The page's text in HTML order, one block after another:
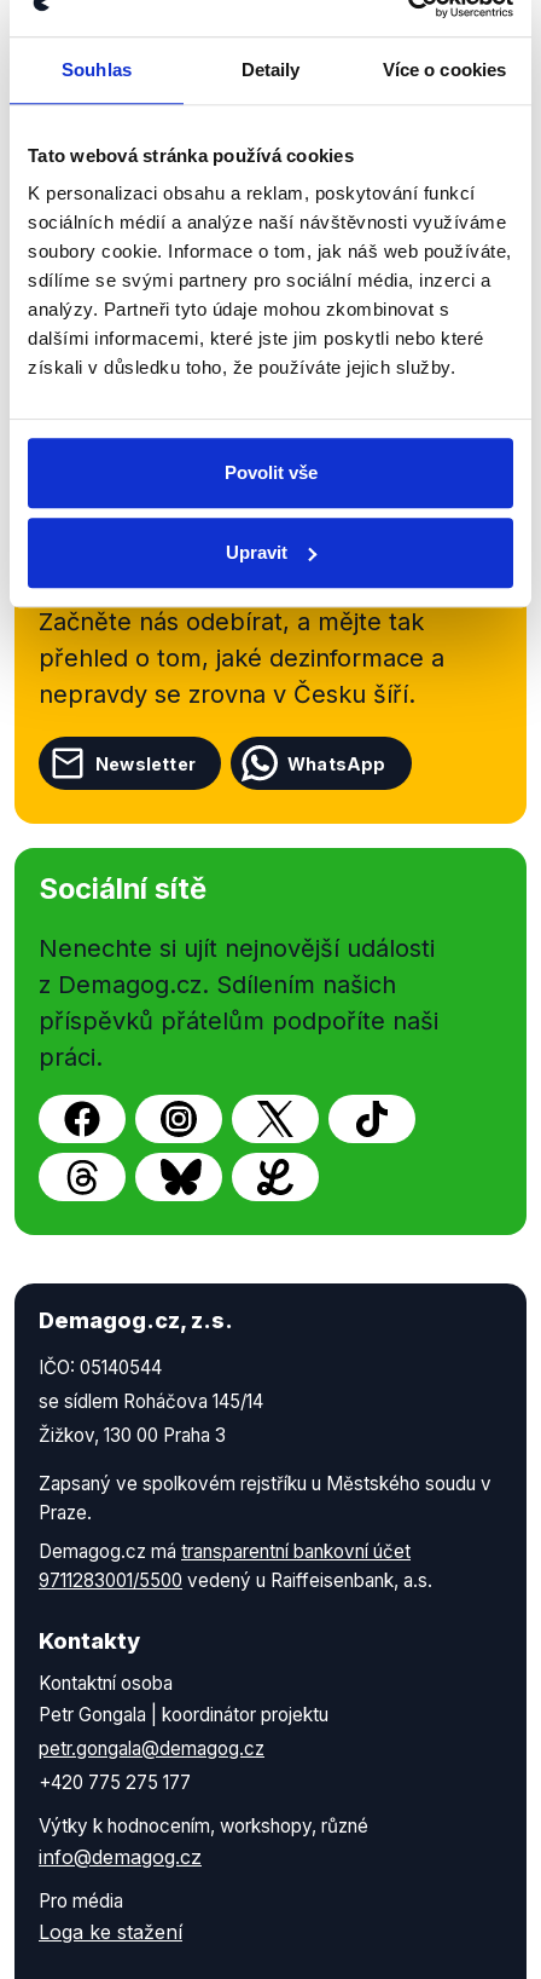
Souhlas Detaily Více o cookies
Tato webová stránka používá cookies
K personalizaci obsahu a reklam, poskytování funkcí
sociálních médií a analýze naší návštěvnosti využíváme
soubory cookie. Informace o tom, jak náš web používáte,
sdílíme se svými partnery pro sociální média, inzerci a
analýzy. Partneři tyto údaje mohou zkombinovat s
dalšími informacemi, které jste jim poskytli nebo které
získali v důsledku toho, že používáte jejich služby.
Povolit vše
Upravit
MPA k jednáním o obsazení vedení
Sněmovny
26. října 2021
Pravděpodobná budoucí předsedkyně Poslanecké
sněmovny Markéta Pekarová Adamová v Interview
ČT24 mluvila o budoucím, ale také minulém
obsazení místopředsednických křesel ve
Sněmovně. V naší...
Číst dál
Zůstaňme v kontaktu
Přihlaste se k odběru našeho
newsletteru nebowhatsappového
kanálu, kde pravidelně přinášíme
shrnutí nejzajímavějších článků a analýz.
Začněte nás odebírat, a mějte tak
přehled o tom, jaké dezinformace a
nepravdy se zrovna v Česku šíří.
Newsletter WhatsApp
Sociální sítě
Nenechte si ujít nejnovější události
z Demagog.cz. Sdílením našich
příspěvků přátelům podpoříte naši
práci.
Demagog.cz, z.s.
IČO: 05140544
se sídlem Roháčova 145/14
Žižkov, 130 00 Praha 3
Zapsaný ve spolkovém rejstříku u Městského soudu v
Praze.
Demagog.cz má transparentní bankovní účet
9711283001/5500 vedený u Raiffeisenbank, a.s.
Kontakty
Kontaktní osoba
Petr Gongala | koordinátor projektu
petr.gongala@demagog.cz
+420 775 275 177
Výtky k hodnocením, workshopy, různé
info@demagog.cz
Pro média
Loga ke stažení